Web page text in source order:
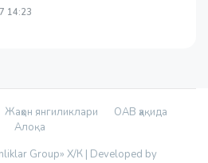
14:23
Жаҳон янгиликлари
ОАВ ҳақида
Алоқа
Group» Х/К | Developed by